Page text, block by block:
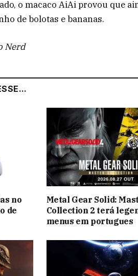
o macaco AiAi provou que
de bolotas e bananas.
Nerd
no
de
Metal Gear Solid:
Collection 2 terá
menus em portugues